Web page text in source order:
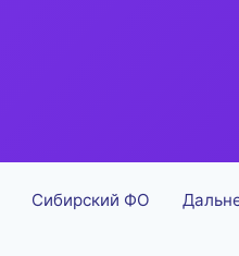
Сибирский ФО